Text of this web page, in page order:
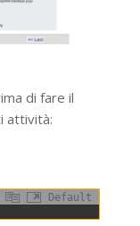
di fare il
attività:
Default